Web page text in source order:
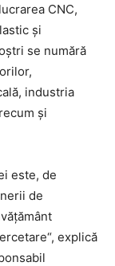
CNC,
și
se numără
industria
și
este, de
de
explică